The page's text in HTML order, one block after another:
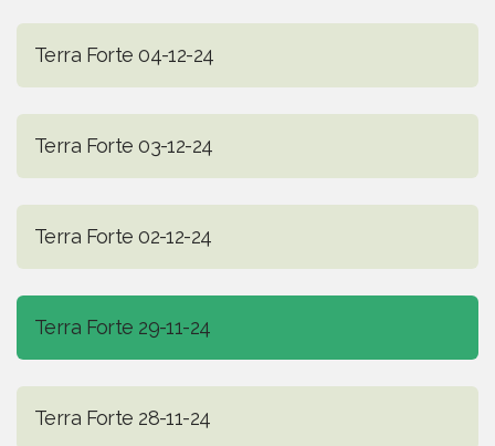
Terra Forte 04-12-24
Terra Forte 03-12-24
Terra Forte 02-12-24
Terra Forte 29-11-24
Terra Forte 28-11-24